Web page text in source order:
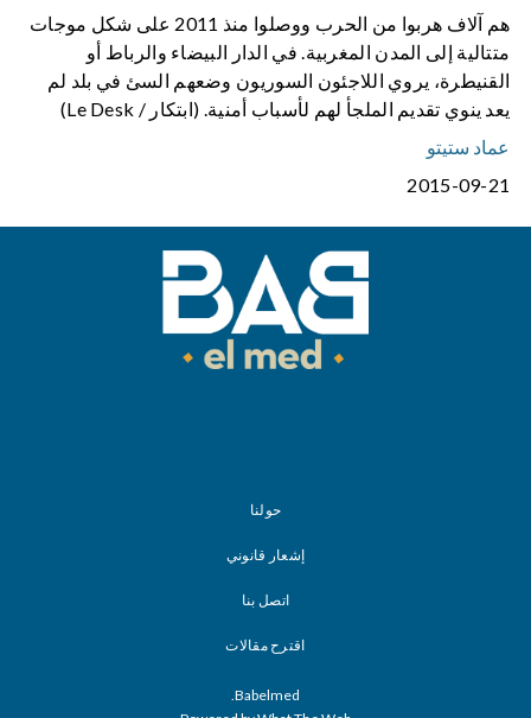
هم آلاف هربوا من الحرب ووصلوا منذ 2011 على شكل موجات
متتالية إلى المدن المغربية. في الدار البيضاء والرباط أو
القنيطرة، يروي اللاجئون السوريون وضعهم السئ في بلد لم
يعد ينوي تقديم الملجأ لهم لأسباب أمنية. (ابتكار / Le Desk)
عماد ستيتو
2015-09-21
حولنا
إشعار قانوني
اتصل بنا
اقترح مقالات
Babelmed.